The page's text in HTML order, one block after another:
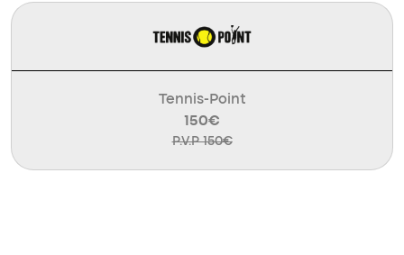
Tennis-Point
150€
P.V.P 150€